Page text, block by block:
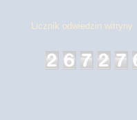
Licznik odwiedzin witryny